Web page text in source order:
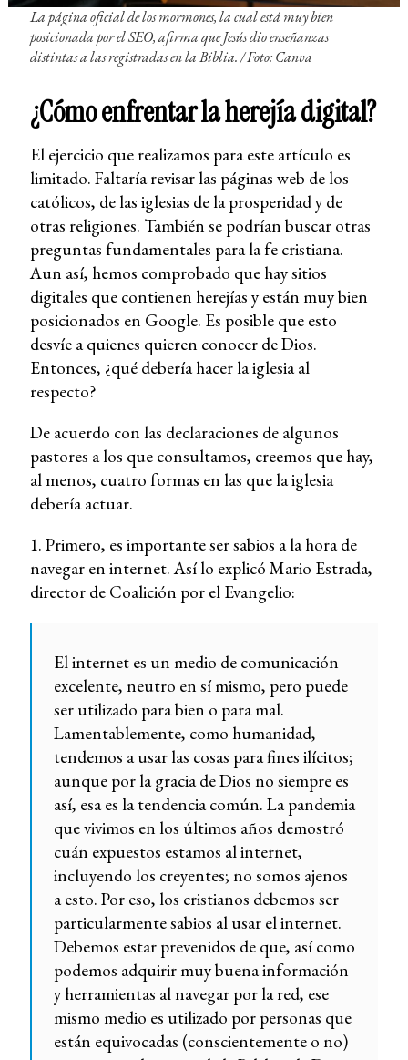
La página oficial de los mormones, la cual está muy bien
posicionada por el SEO, afirma que Jesús dio enseñanzas
distintas a las registradas en la Biblia. /Foto: Canva
¿Cómo enfrentar la herejía digital?
El ejercicio que realizamos para este artículo es
limitado. Faltaría revisar las páginas web de los
católicos, de las iglesias de la prosperidad y de
otras religiones. También se podrían buscar otras
preguntas fundamentales para la fe cristiana.
Aun así, hemos comprobado que hay sitios
digitales que contienen herejías y están muy bien
posicionados en Google. Es posible que esto
desvíe a quienes quieren conocer de Dios.
Entonces, ¿qué debería hacer la iglesia al
respecto?
De acuerdo con las declaraciones de algunos
pastores a los que consultamos, creemos que hay,
al menos, cuatro formas en las que la iglesia
debería actuar.
1. Primero, es importante ser sabios a la hora de
navegar en internet. Así lo explicó Mario Estrada,
director de Coalición por el Evangelio:
El internet es un medio de comunicación
excelente, neutro en sí mismo, pero puede
ser utilizado para bien o para mal.
Lamentablemente, como humanidad,
tendemos a usar las cosas para fines ilícitos;
aunque por la gracia de Dios no siempre es
así, esa es la tendencia común. La pandemia
que vivimos en los últimos años demostró
cuán expuestos estamos al internet,
incluyendo los creyentes; no somos ajenos
a esto. Por eso, los cristianos debemos ser
particularmente sabios al usar el internet.
Debemos estar prevenidos de que, así como
podemos adquirir muy buena información
y herramientas al navegar por la red, ese
mismo medio es utilizado por personas que
están equivocadas (conscientemente o no)